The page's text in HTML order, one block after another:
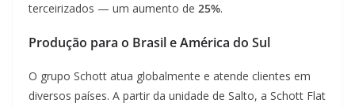
terceirizados — um aumento de 25%.
Produção para o Brasil e América do Sul
O grupo Schott atua globalmente e atende clientes em
diversos países. A partir da unidade de Salto, a Schott Flat